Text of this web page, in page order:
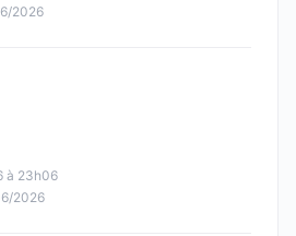
2026
à 23h06
2026